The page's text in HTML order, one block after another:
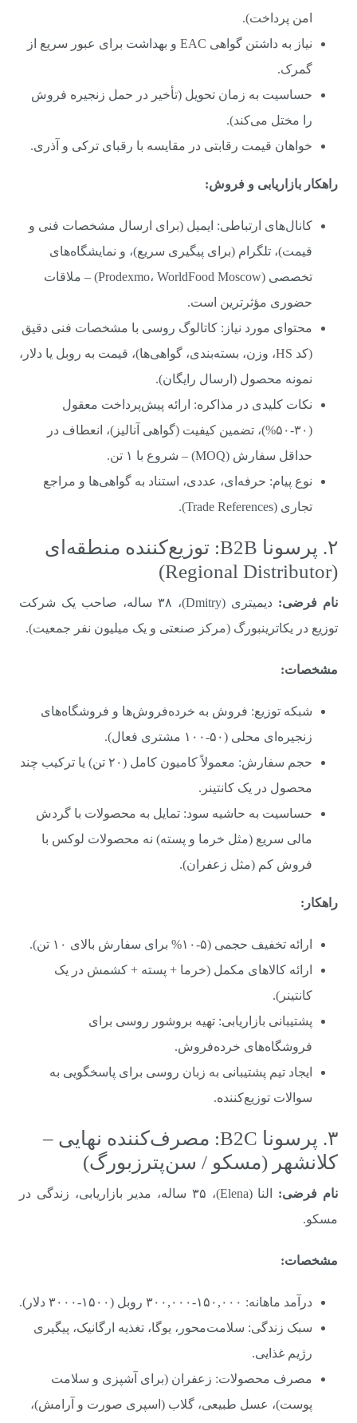
امن پرداخت).
نیاز به داشتن گواهی EAC و بهداشت برای عبور سریع از
گمرک.
حساسیت به زمان تحویل (تأخیر در حمل زنجیره فروش
را مختل می‌کند).
خواهان قیمت رقابتی در مقایسه با رقبای ترکی و آذری.
راهکار بازاریابی و فروش:
کانال‌های ارتباطی: ایمیل (برای ارسال مشخصات فنی و
قیمت)، تلگرام (برای پیگیری سریع)، و نمایشگاه‌های
تخصصی (Prodexmo، WorldFood Moscow) – ملاقات
حضوری مؤثرترین است.
محتوای مورد نیاز: کاتالوگ روسی با مشخصات فنی دقیق
(کد HS، وزن، بسته‌بندی، گواهی‌ها)، قیمت به روبل یا دلار،
نمونه محصول (ارسال رایگان).
نکات کلیدی در مذاکره: ارائه پیش‌پرداخت معقول
(۳۰-۵۰%)، تضمین کیفیت (گواهی آنالیز)، انعطاف در
حداقل سفارش (MOQ) – شروع با ۱ تن.
نوع پیام: حرفه‌ای، عددی، استناد به گواهی‌ها و مراجع
تجاری (Trade References).
۲. پرسونا B2B: توزیع‌کننده منطقه‌ای
(Regional Distributor)
نام فرضی:
دیمیتری (Dmitry)، ۳۸ ساله، صاحب یک شرکت
توزیع در یکاترینبورگ (مرکز صنعتی و یک میلیون نفر جمعیت).
مشخصات:
شبکه توزیع: فروش به خرده‌فروش‌ها و فروشگاه‌های
زنجیره‌ای محلی (۵۰-۱۰۰ مشتری فعال).
حجم سفارش: معمولاً کامیون کامل (۲۰ تن) یا ترکیب چند
محصول در یک کانتینر.
حساسیت به حاشیه سود: تمایل به محصولات با گردش
مالی سریع (مثل خرما و پسته) نه محصولات لوکس با
فروش کم (مثل زعفران).
راهکار:
ارائه تخفیف حجمی (۵-۱۰% برای سفارش بالای ۱۰ تن).
ارائه کالاهای مکمل (خرما + پسته + کشمش در یک
کانتینر).
پشتیبانی بازاریابی: تهیه بروشور روسی برای
فروشگاه‌های خرده‌فروش.
ایجاد تیم پشتیبانی به زبان روسی برای پاسخگویی به
سوالات توزیع‌کننده.
۳. پرسونا B2C: مصرف‌کننده نهایی –
کلانشهر (مسکو / سن‌پترزبورگ)
نام فرضی:
النا (Elena)، ۳۵ ساله، مدیر بازاریابی، زندگی در
مسکو.
مشخصات:
درآمد ماهانه: ۱۵۰,۰۰۰-۳۰۰,۰۰۰ روبل (۱۵۰۰-۳۰۰۰ دلار).
سبک زندگی: سلامت‌محور، یوگا، تغذیه ارگانیک، پیگیری
رژیم غذایی.
مصرف محصولات: زعفران (برای آشپزی و سلامت
پوست)، عسل طبیعی، گلاب (اسپری صورت و آرامش)،